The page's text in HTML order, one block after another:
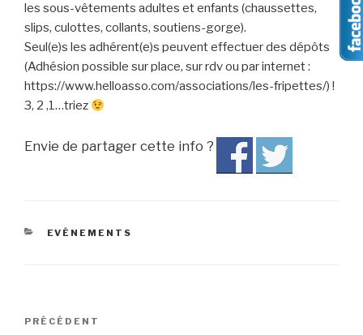
les sous-vêtements adultes et enfants (chaussettes,
slips, culottes, collants, soutiens-gorge).
Seul(e)s les adhérent(e)s peuvent effectuer des dépôts
(Adhésion possible sur place, sur rdv ou par internet :
https://www.helloasso.com/associations/les-fripettes/) !
3, 2 ,1…triez
Envie de partager cette info ?
CATÉGORIES
EVÉNEMENTS
Navigation
Article
PRÉCÉDENT